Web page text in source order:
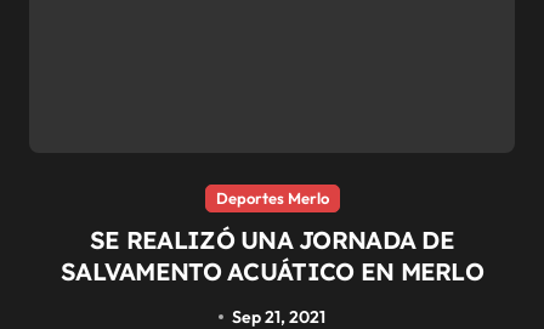
Deportes Merlo
SE REALIZÓ UNA JORNADA DE
SALVAMENTO ACUÁTICO EN MERLO
Sep 21, 2021